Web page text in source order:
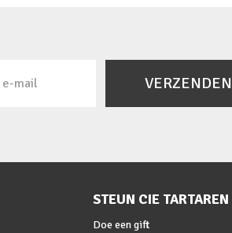
VERZENDEN
STEUN CIE TARTAREN
Doe een gift